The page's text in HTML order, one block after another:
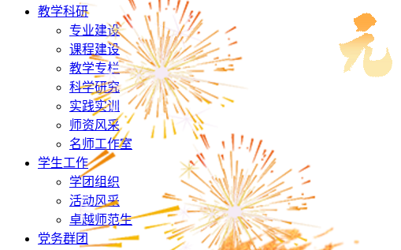
教学科研
专业建设
课程建设
教学专栏
科学研究
实践实训
师资风采
名师工作室
学生工作
学团组织
活动风采
卓越师范生
党务群团